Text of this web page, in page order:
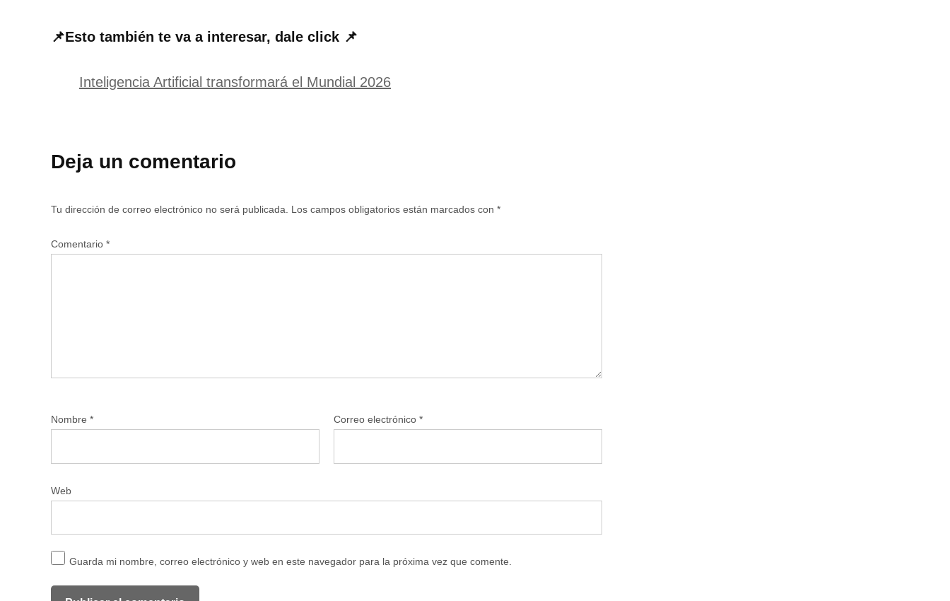
📌Esto también te va a interesar, dale click 📌
Inteligencia Artificial transformará el Mundial 2026
Deja un comentario
Tu dirección de correo electrónico no será publicada. Los campos obligatorios están marcados con *
Comentario *
Nombre * Correo electrónico *
Web
Guarda mi nombre, correo electrónico y web en este navegador para la próxima vez que comente.